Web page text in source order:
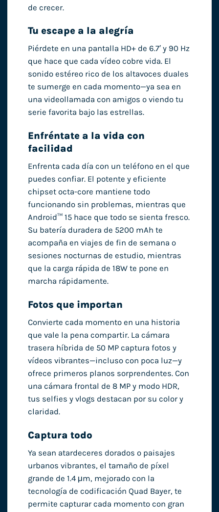
de crecer.
Tu escape a la alegría
Piérdete en una pantalla HD+ de 6.7′ y 90 Hz
que hace que cada vídeo cobre vida. El
sonido estéreo rico de los altavoces duales
te sumerge en cada momento—ya sea en
una videollamada con amigos o viendo tu
serie favorita bajo las estrellas.
Enfréntate a la vida con
facilidad
Enfrenta cada día con un teléfono en el que
puedes confiar. El potente y eficiente
chipset octa-core mantiene todo
funcionando sin problemas, mientras que
Android™ 15 hace que todo se sienta fresco.
Su batería duradera de 5200 mAh te
acompaña en viajes de fin de semana o
sesiones nocturnas de estudio, mientras
que la carga rápida de 18W te pone en
marcha rápidamente.
Fotos que importan
Convierte cada momento en una historia
que vale la pena compartir. La cámara
trasera híbrida de 50 MP captura fotos y
vídeos vibrantes—incluso con poca luz—y
ofrece primeros planos sorprendentes. Con
una cámara frontal de 8 MP y modo HDR,
tus selfies y vlogs destacan por su color y
claridad.
Captura todo
Ya sean atardeceres dorados o paisajes
urbanos vibrantes, el tamaño de píxel
grande de 1.4 μm, mejorado con la
tecnología de codificación Quad Bayer, te
permite capturar cada momento con gran